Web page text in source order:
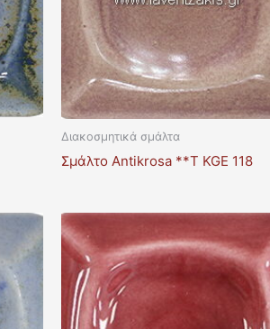
Διακοσμητικά σμάλτα
Σμάλτο Antikrosa **T KGE 118